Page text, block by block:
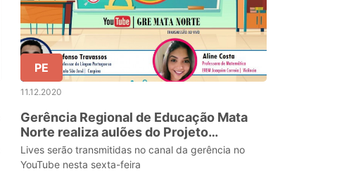
PE
11.12.2020
Gerência Regional de Educação Mata
Norte realiza aulões do Projeto
Conectados
Lives serão transmitidas no canal da gerência no
YouTube nesta sexta-feira